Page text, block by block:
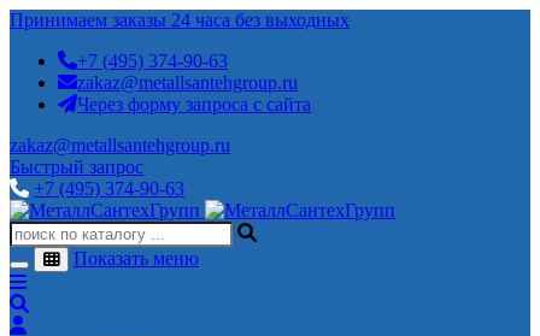
Принимаем заказы 24 часа без выходных
+7 (495) 374-90-63
zakaz@metallsantehgroup.ru
Через форму запроса с сайта
zakaz@metallsantehgroup.ru
Быстрый запрос
+7 (495) 374-90-63
Показать меню